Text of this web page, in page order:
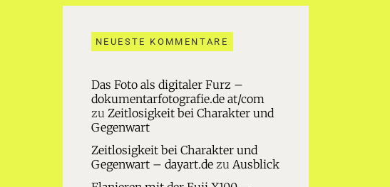
NEUESTE KOMMENTARE
Das Foto als digitaler Furz –
dokumentarfotografie.de at/com
zu Zeitlosigkeit bei Charakter und
Gegenwart
Zeitlosigkeit bei Charakter und
Gegenwart – dayart.dezu Ausblick